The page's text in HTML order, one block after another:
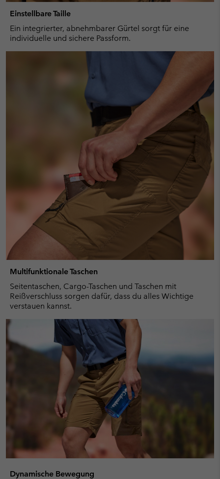
Einstellbare Taille
Ein integrierter, abnehmbarer Gürtel sorgt für eine
individuelle und sichere Passform.
Multifunktionale Taschen
Seitentaschen, Cargo-Taschen und Taschen mit
Reißverschluss sorgen dafür, dass du alles Wichtige
verstauen kannst.
Dynamische Bewegung